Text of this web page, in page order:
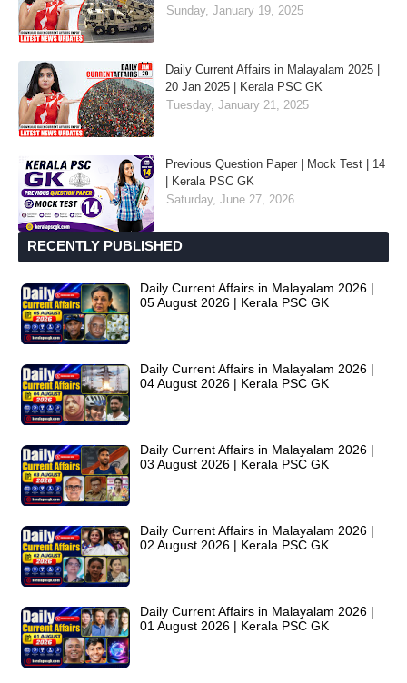
Sunday, January 19, 2025
Daily Current Affairs in Malayalam 2025 |
20 Jan 2025 | Kerala PSC GK
Tuesday, January 21, 2025
Previous Question Paper | Mock Test | 14
| Kerala PSC GK
Saturday, June 27, 2026
RECENTLY PUBLISHED
Daily Current Affairs in Malayalam 2026 |
05 August 2026 | Kerala PSC GK
Daily Current Affairs in Malayalam 2026 |
04 August 2026 | Kerala PSC GK
Daily Current Affairs in Malayalam 2026 |
03 August 2026 | Kerala PSC GK
Daily Current Affairs in Malayalam 2026 |
02 August 2026 | Kerala PSC GK
Daily Current Affairs in Malayalam 2026 |
01 August 2026 | Kerala PSC GK